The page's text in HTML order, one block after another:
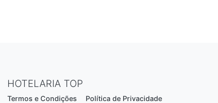
HOTELARIA TOP
Termos e Condições Política de Privacidade